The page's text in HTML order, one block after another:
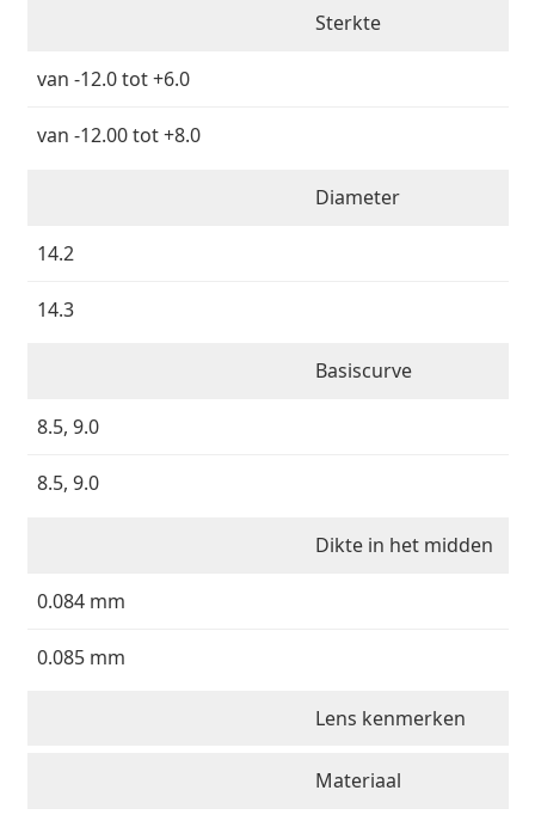
Alle merken
Prada
Sterkte
van -12.0 tot +6.0
van -12.00 tot +8.0
Diameter
14.2
14.3
Basiscurve
8.5, 9.0
8.5, 9.0
Dikte in het midden
0.084 mm
0.085 mm
Lens kenmerken
Materiaal